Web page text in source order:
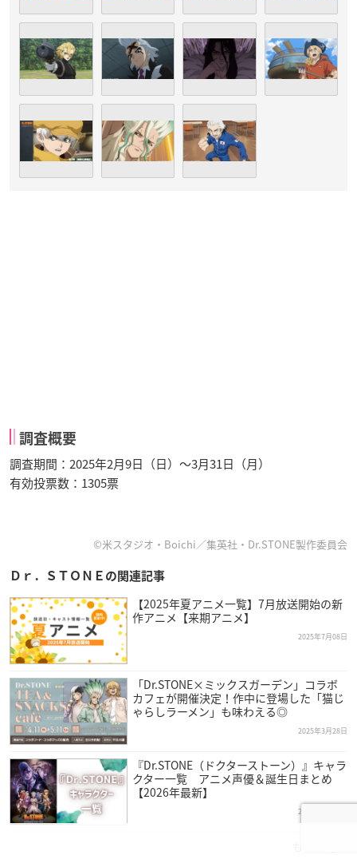
調査概要
調査期間：2025年2月9日（日）～3月31日（月）
有効投票数：1305票
©米スタジオ・Boichi／集英社・Dr.STONE製作委員会
Ｄｒ．ＳＴＯＮＥの関連記事
【2025年夏アニメ一覧】7月放送開始の新
作アニメ【来期アニメ】
2025年7月08日
「Dr.STONE×ミックスガーデン」コラボ
カフェが開催決定！作中に登場した「猫じ
ゃらしラーメン」も味わえる◎
2025年3月28日
『Dr.STONE（ドクターストーン）』キャラ
クター一覧 アニメ声優＆誕生日まとめ
【2026年最新】
2026年7月29日